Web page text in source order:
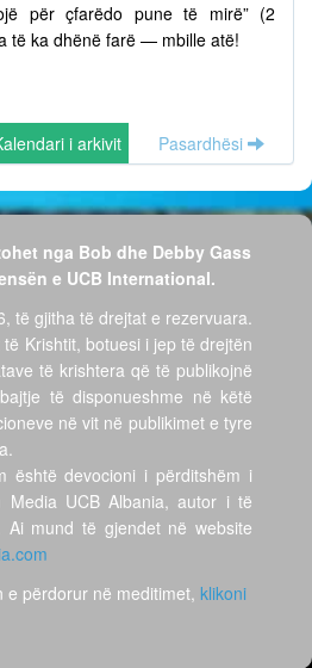
për çfarëdo pune të mirë” (2
të ka dhënë farë — mbille atë!
i arkivit Pasardhësi
nga Bob dhe Debby Gass
e UCB International.
të gjitha të drejtat e rezervuara.
Krishtit, botuesi i jep të drejtën
të krishtera që të publikojnë
të disponueshme në këtë
në vit në publikimet e tyre
është devocioni i përditshëm i
Media UCB Albania, autor i të
Ai mund të gjendet në website
e përdorur në meditimet, klikoni